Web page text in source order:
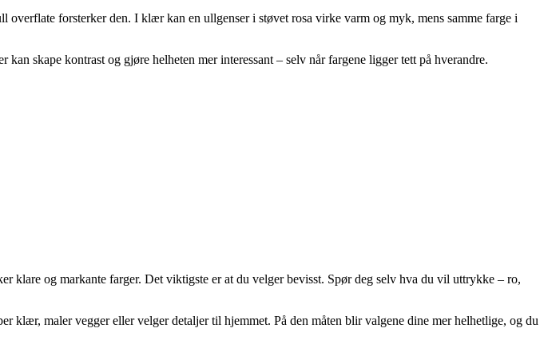
forsterker den. I klær kan en ullgenser i støvet rosa virke varm og myk, mens samme farge i
skape kontrast og gjøre helheten mer interessant – selv når fargene ligger tett på hverandre.
klare og markante farger. Det viktigste er at du velger bevisst. Spør deg selv hva du vil uttrykke – ro,
klær, maler vegger eller velger detaljer til hjemmet. På den måten blir valgene dine mer helhetlige, og du